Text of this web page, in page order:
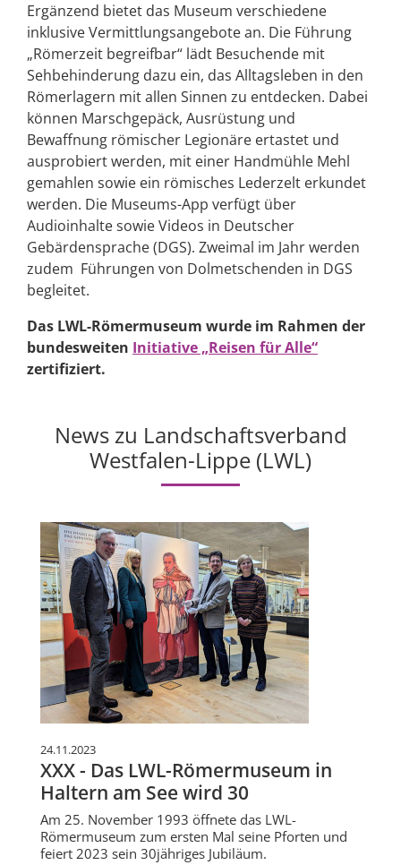
Ergänzend bietet das Museum verschiedene
inklusive Vermittlungsangebote an. Die Führung
„Römerzeit begreifbar“ lädt Besuchende mit
Sehbehinderung dazu ein, das Alltagsleben in den
Römerlagern mit allen Sinnen zu entdecken. Dabei
können Marschgepäck, Ausrüstung und
Bewaffnung römischer Legionäre ertastet und
ausprobiert werden, mit einer Handmühle Mehl
gemahlen sowie ein römisches Lederzelt erkundet
werden. Die Museums-App verfügt über
Audioinhalte sowie Videos in Deutscher
Gebärdensprache (DGS). Zweimal im Jahr werden
zudem Führungen von Dolmetschenden in DGS
begleitet.
Das LWL-Römermuseum wurde im Rahmen der
bundesweiten Initiative „Reisen für Alle“
zertifiziert.
News zu Landschaftsverband
Westfalen-Lippe (LWL)
24.11.2023
XXX - Das LWL-Römermuseum in
Haltern am See wird 30
Am 25. November 1993 öffnete das LWL-
Römermuseum zum ersten Mal seine Pforten und
feiert 2023 sein 30jähriges Jubiläum.